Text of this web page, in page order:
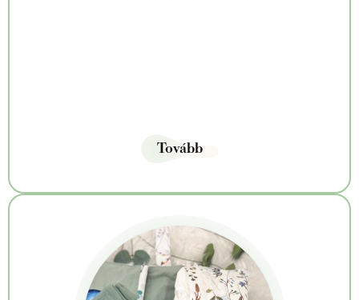
Tovább